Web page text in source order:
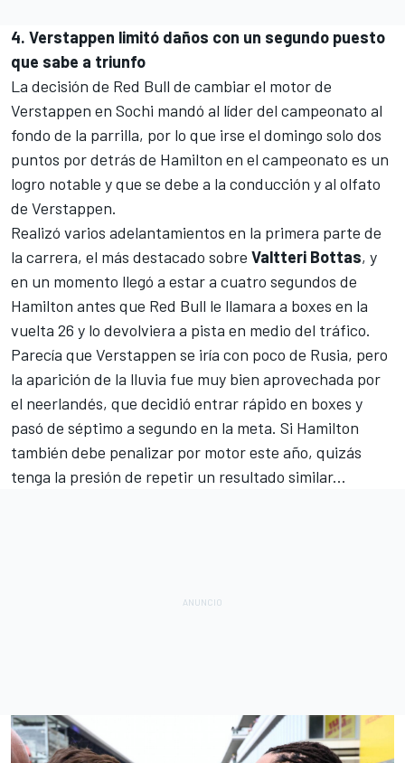
4. Verstappen limitó daños con un segundo puesto
que sabe a triunfo
La decisión de Red Bull de cambiar el motor de
Verstappen en Sochi mandó al líder del campeonato al
fondo de la parrilla, por lo que irse el domingo solo dos
puntos por detrás de Hamilton en el campeonato es un
logro notable y que se debe a la conducción y al olfato
de Verstappen.
Realizó varios adelantamientos en la primera parte de
la carrera, el más destacado sobre Valtteri Bottas, y
en un momento llegó a estar a cuatro segundos de
Hamilton antes que Red Bull le llamara a boxes en la
vuelta 26 y lo devolviera a pista en medio del tráfico.
Parecía que Verstappen se iría con poco de Rusia, pero
la aparición de la lluvia fue muy bien aprovechada por
el neerlandés, que decidió entrar rápido en boxes y
pasó de séptimo a segundo en la meta. Si Hamilton
también debe penalizar por motor este año, quizás
tenga la presión de repetir un resultado similar...